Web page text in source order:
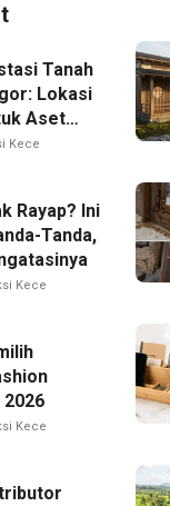
Tanah
Lokasi
Aset
Kece
Rayap? Ini
Tanda,
Kece
Kece